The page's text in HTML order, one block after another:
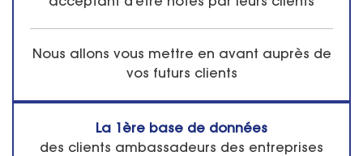
Nous allons vous mettre en avant auprès de
vos futurs clients
La 1ère base de données
des clients ambassadeurs des entreprises